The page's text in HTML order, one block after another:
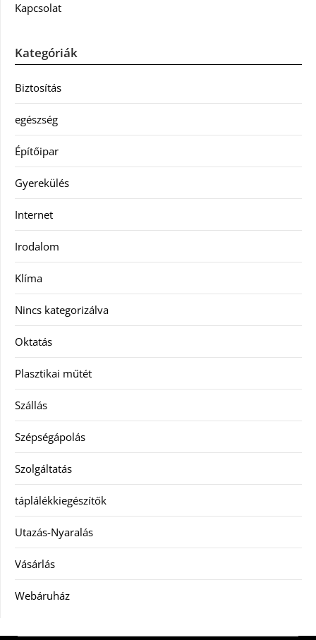
Kapcsolat
Kategóriák
Biztosítás
egészség
Építőipar
Gyerekülés
Internet
Irodalom
Klíma
Nincs kategorizálva
Oktatás
Plasztikai műtét
Szállás
Szépségápolás
Szolgáltatás
táplálékkiegészítők
Utazás-Nyaralás
Vásárlás
Webáruház